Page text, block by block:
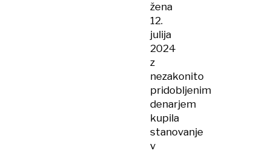
žena
12.
julija
2024
z
nezakonito
pridobljenim
denarjem
kupila
stanovanje
v